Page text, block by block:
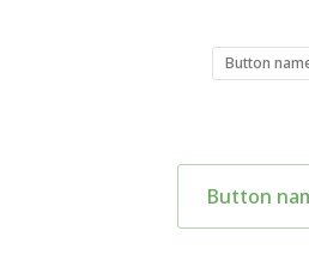
Button
Button